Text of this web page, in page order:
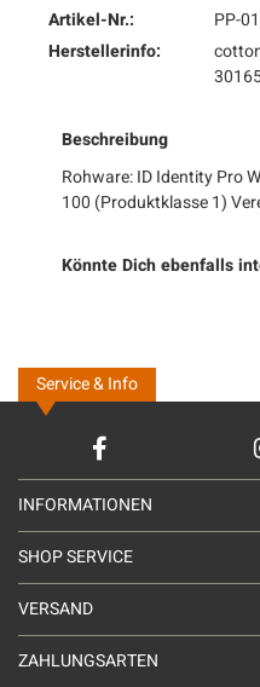
Artikel-Nr.:
PP-
Herstellerinfo:
Beschreibung
Rohware: ID Identity Pro
100 (Produktklasse 1)
Könnte Dich ebenfalls
Service & Info
INFORMATIONEN
SHOP SERVICE
VERSAND
ZAHLUNGSARTEN